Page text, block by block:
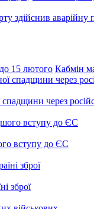
здійснив аварійну
15 лютого Кабмін
через
вступу до ЄС
зброї